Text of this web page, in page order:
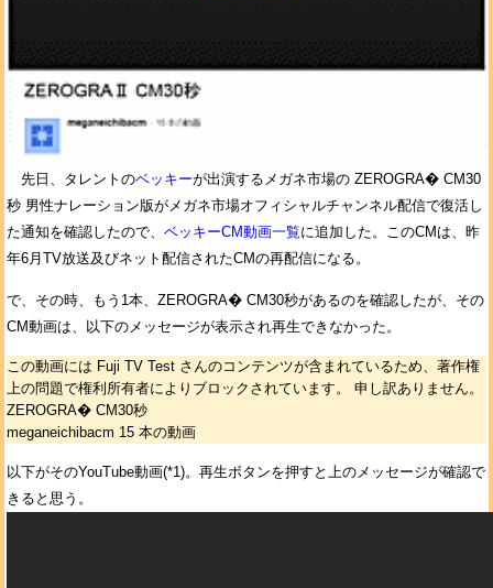
先日、タレントのベッキーが出演するメガネ市場の ZEROGRA� CM30
秒 男性ナレーション版がメガネ市場オフィシャルチャンネル配信で復活し
た通知を確認したので、 ベッキーCM動画一覧に追加した。このCMは、昨
年6月TV放送及びネット配信されたCMの再配信になる。
で、その時、もう1本、ZEROGRA� CM30秒があるのを確認したが、その
CM動画は、以下のメッセージが表示され再生できなかった。
この動画には Fuji TV Test さんのコンテンツが含まれているため、著作権
上の問題で権利所有者によりブロックされています。 申し訳ありません。
ZEROGRA� CM30秒
meganeichibacm 15 本の動画
以下がそのYouTube動画(*1)。再生ボタンを押すと上のメッセージが確認で
きると思う。